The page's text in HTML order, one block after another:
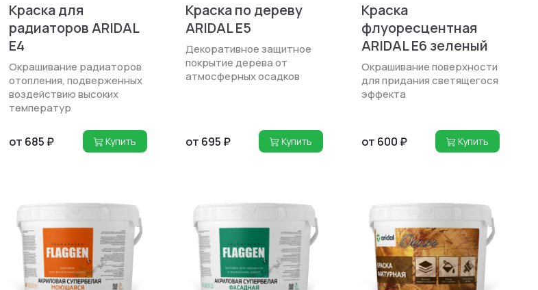
Краска для
радиаторов ARIDAL
E4
Окрашивание радиаторов
отопления, подверженных
воздействию высоких
температур
от 685 ₽ Купить
Краска по дереву
ARIDAL E5
Декоративное защитное
покрытие дерева от
атмосферных осадков
от 695 ₽ Купить
Краска
флуоресцентная
ARIDAL E6 зеленый
Окрашивание поверх­ности
для придания светящегося
эффекта
от 600 ₽ Купить